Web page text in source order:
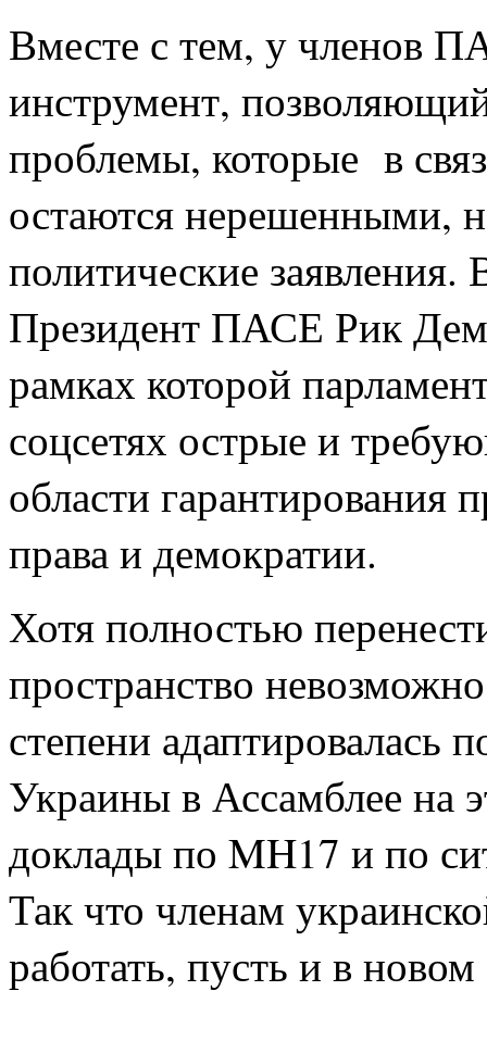
Вместе с тем, у членов
инструмент,
проблемы, которые в
остаются нерешенными,
политические заявления.
Президент ПАСЕ Рик
рамках которой
соцсетях острые и
области гарантирования
права и демократии.
Хотя полностью
пространство
степени адаптировалась
Украины в Ассамблее на
доклады по MH17 и по
Так что членам
работать, пусть и в